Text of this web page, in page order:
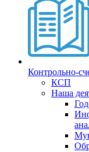
Контрольно-
КСП
Наша